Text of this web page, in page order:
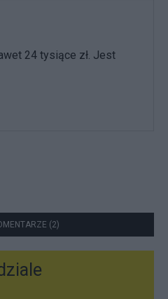
24 tysiące zł. Jest
(2)